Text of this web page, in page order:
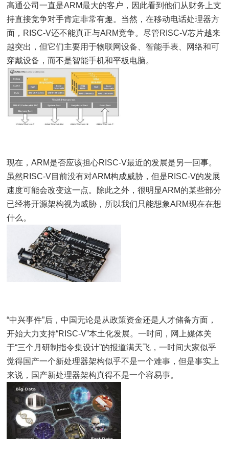
高通公司一直是ARM最大的客户，因此看到他们从财务上支
持直接竞争对手肯定非常有趣。当然，在移动电话处理器方
面，RISC-V还不能真正与ARM竞争。尽管RISC-V芯片越来
越突出，但它们主要用于物联网设备、智能手表、网络和可
穿戴设备，而不是智能手机和平板电脑。
现在，ARM是否应该担心RISC-V最近的发展是另一回事。
虽然RISC-V目前没有对ARM构成威胁，但是RISC-V的发展
速度可能会改变这一点。除此之外，很明显ARM的某些部分
已经将开源架构视为威胁，所以我们只能想象ARM现在在想
什么。
“中兴事件”后，中国无论是从政策资金还是人才储备方面，
开始大力支持“RISC-V”本土化发展。一时间，网上媒体关
于“三个月研制指令集设计”的报道满天飞，一时间大家似乎
觉得国产一个新处理器架构似乎不是一个难事，但是事实上
来说，国产新处理器架构真得不是一个容易事。